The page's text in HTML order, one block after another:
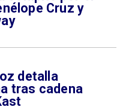
Cruz y
detalla
tras cadena